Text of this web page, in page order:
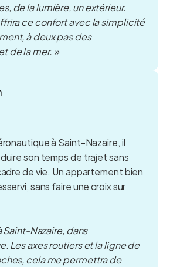
de la lumière, un extérieur.
ce confort avec la simplicité
à deux pas des
de la mer. »
à Saint-Nazaire, il
son temps de trajet sans
de vie. Un appartement bien
sans faire une croix sur
Saint-Nazaire, dans
Les axes routiers et la ligne de
cela me permettra de